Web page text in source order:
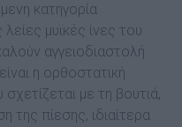
κατηγορία
μυϊκές ίνες του
αγγειοδιαστολή.
η ορθοστατική
με τη βουτιά,
της πίεσης, ιδιαίτερα